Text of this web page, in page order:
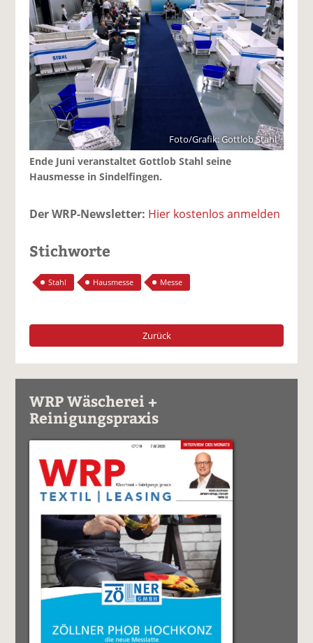
Foto/Grafik: Gottlob Stahl
Ende Juni veranstaltet Gottlob Stahl seine
Hausmesse in Sindelfingen.
Der WRP-Newsletter: Hier kostenlos anmelden
Stichworte
Stahl Hausmesse Messe
Zurück
WRP Wäscherei +
Reinigungspraxis